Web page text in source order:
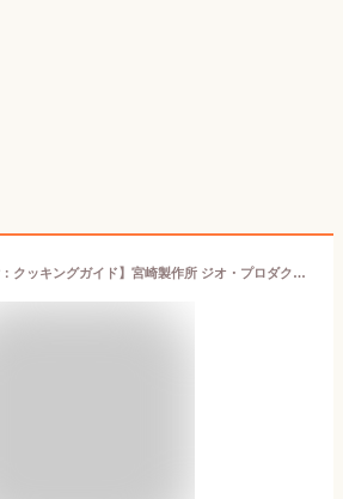
【レビュー特典付：クッキングガイド】宮崎製作所 ジオ・プロダクト geoproduct ソテーパン 21cm/1.8L 25cm/2.5L 15年保証 日本製 燕三条 おしゃれ おすすめ 鍋 調理器具 キッチン用品 メーカー直送 ステンレスフライパン